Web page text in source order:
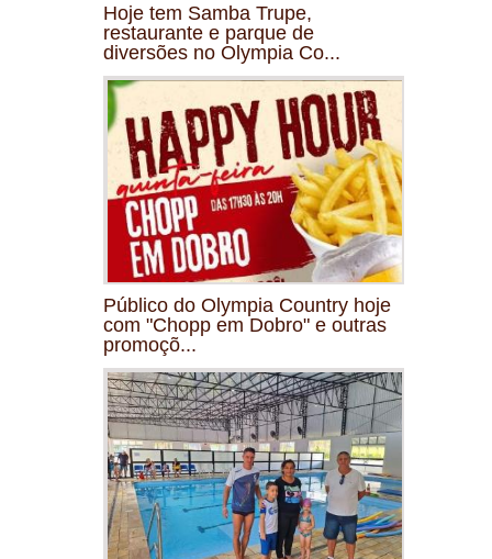
Hoje tem Samba Trupe,
restaurante e parque de
diversões no Olympia Co...
Público do Olympia Country hoje
com "Chopp em Dobro" e outras
promoçõ...